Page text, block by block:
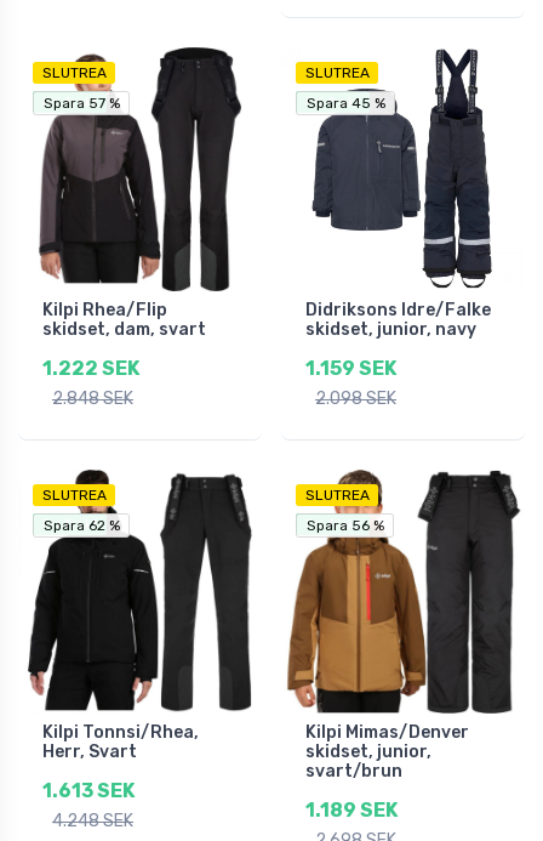
SLUTREA
Fri frakt
Spara 57 %
Spara 57 %
Kilpi Rhea/Flip
skidset, dam, svart
1.222 SEK
2.848 SEK
SLUTREA
Fri frakt
Spara 45 %
Spara 45 %
Didriksons Idre/Falke
skidset, junior, navy
1.159 SEK
2.098 SEK
SLUTREA
Fri frakt
Spara 62 %
Spara 62 %
Kilpi Tonnsi/Rhea,
Herr, Svart
1.613 SEK
4.248 SEK
SLUTREA
Fri frakt
Spara 56 %
Spara 56 %
Kilpi Mimas/Denver
skidset, junior,
svart/brun
1.189 SEK